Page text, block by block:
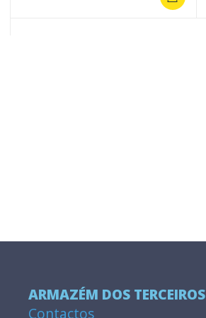
ARMAZÉM DOS TERCEIROS
Contactos